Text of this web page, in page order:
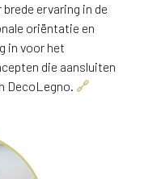
ervaring in de
oriëntatie en
in voor het
die aansluiten
DecoLegno. 🔗